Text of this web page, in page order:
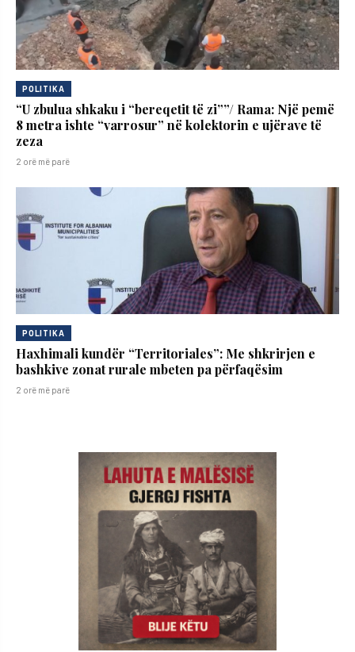
POLITIKA
“U zbulua shkaku i “bereqetit të zi””/ Rama: Një pemë
8 metra ishte “varrosur” në kolektorin e ujërave të
zeza
2 orë më parë
POLITIKA
Haxhimali kundër “Territoriales”: Me shkrirjen e
bashkive zonat rurale mbeten pa përfaqësim
2 orë më parë